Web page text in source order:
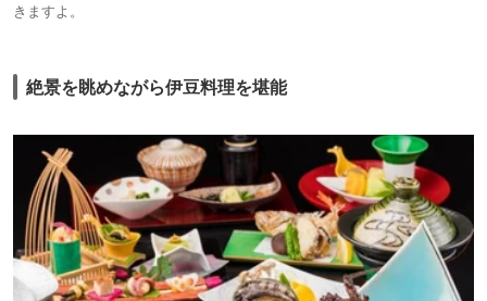
きますよ。
絶景を眺めながら伊豆料理を堪能